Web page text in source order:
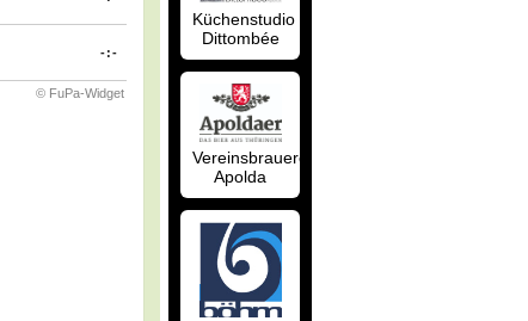
-:-
© FuPa-Widget
Küchenstudio
Dittombée
Vereinsbrauerei
Apolda